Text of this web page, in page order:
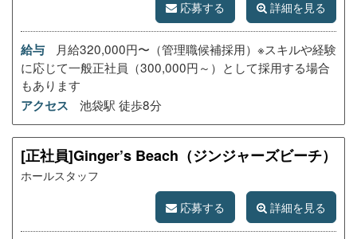
応募する 詳細を見る
給与
月給320,000円〜（管理職候補採用）※スキルや経験
に応じて一般正社員（300,000円～）として採用する場合
もあります
アクセス
池袋駅 徒歩8分
[正社員]Ginger’s Beach（ジンジャーズビーチ）
ホールスタッフ
応募する
詳細を見る